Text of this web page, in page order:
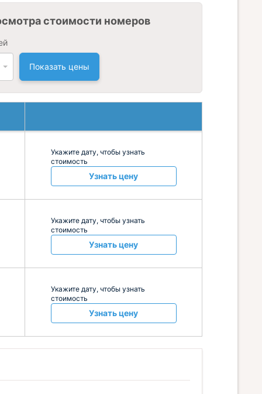
стоимости номеров
Показать цены
Укажите дату, чтобы узнать
стоимость
Узнать цену
Укажите дату, чтобы узнать
стоимость
Узнать цену
Укажите дату, чтобы узнать
стоимость
Узнать цену